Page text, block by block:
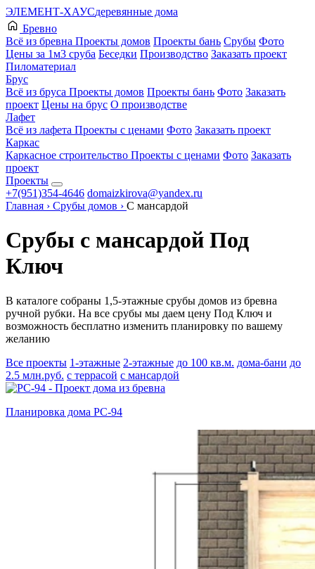
ЭЛЕМЕНТ-ХАУСдеревянные дома
Бревно
Всё из бревна Проекты домов Проекты бань Срубы Фото
Цены за 1м3 сруба Беседки Производство Заказать проект
Пиломатериал
Брус
Всё из бруса Проекты домов Проекты бань Фото Заказать
проект Цены на брус О производстве
Лафет
Всё из лафета Проекты с ценами Фото Заказать проект
Каркас
Каркасное строительство Проекты с ценами Фото Заказать
проект
Проекты
+7(951)354-4646 domaizkirova@yandex.ru
Главная › Срубы домов › С мансардой
Срубы с мансардой Под
Ключ
В каталоге собраны 1,5-этажные срубы домов из бревна
ручной рубки. На все срубы мы даем цену Под Ключ и
возможность бесплатно изменить планировку по вашему
желанию
Все проекты 1-этажные 2-этажные до 100 кв.м. дома-бани до
2.5 млн.руб. с террасой с мансардой
Планировка дома РС-94